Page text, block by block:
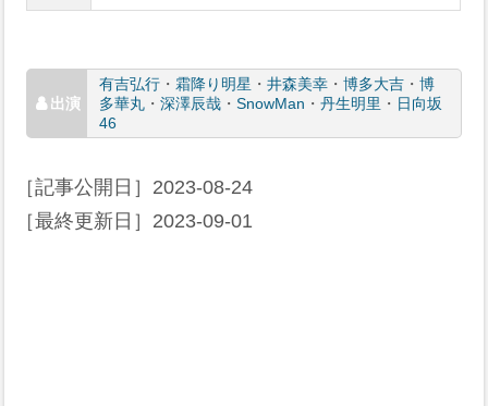
有吉弘行・ 霜降り明星 ・ 井森美幸・ 博多大吉・ 博
多華丸・ 深澤辰哉・ SnowMan ・ 丹生明里 ・ 日向坂
46
［記事公開日］ 2023-08-24
［最終更新日］ 2023-09-01